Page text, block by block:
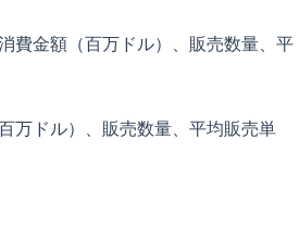
費金額（百万ドル）、販売数量、平
万ドル）、販売数量、平均販売単